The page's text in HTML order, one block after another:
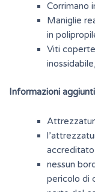
Corrimano
Maniglie
in
Viti
inossidabile,
Informazioni
accreditato
nessun
pericolo di